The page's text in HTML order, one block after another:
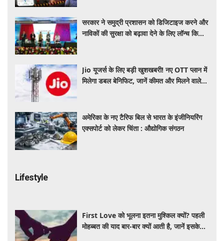
सरकार ने समुद्री प्रशासन को डिजिटाइज करने और
नाविकों की सुरक्षा को बढ़ावा देने के लिए लॉन्च किया
Jio यूजर्स के लिए बड़ी खुशखबरी! नए OTT प्लान में
मिलेगा डबल बेनिफिट, जानें कीमत और मिलने वाले
अमेरिका के नए टैरिफ बिल से भारत के इंजीनियरिंग
एक्सपोर्ट को लेकर चिंता : औद्योगिक संगठन
Lifestyle
First Love को भूलना इतना मुश्किल क्यों? पहली
मोहब्बत की याद बार-बार क्यों आती है, जानें इसके